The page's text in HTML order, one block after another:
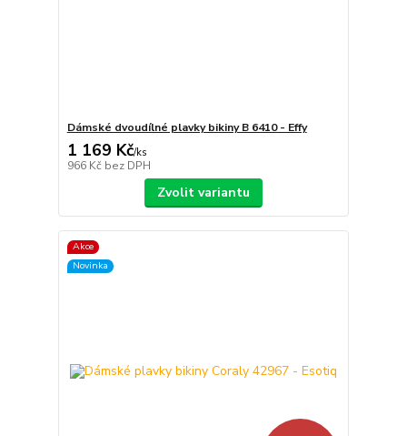
Dámské dvoudílné plavky bikiny B 6410 - Effy
1 169 Kč/ks
966 Kč bez DPH
Zvolit variantu
Akce
Novinka